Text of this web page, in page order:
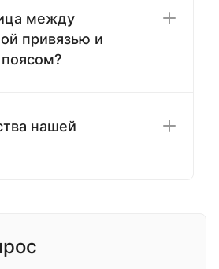
между
привязью и
нашей